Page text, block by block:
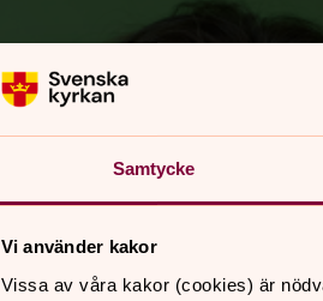
Samtycke
Vi använder kakor
Vissa av våra kakor (cookies) är